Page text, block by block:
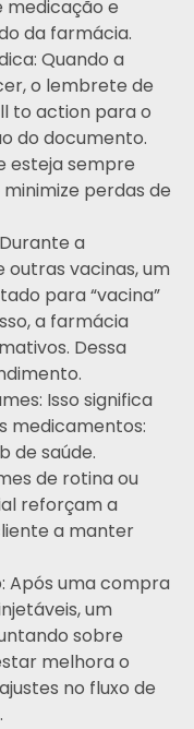
medicação e
da farmácia.
Quando a
o lembrete de
to action para o
do documento.
esteja sempre
perdas de
a
outras vacinas, um
para “vacina”
a farmácia
Dessa
Isso significa
medicamentos:
de saúde.
de rotina ou
reforçam a
a manter
Após uma compra
um
sobre
melhora o
no fluxo de